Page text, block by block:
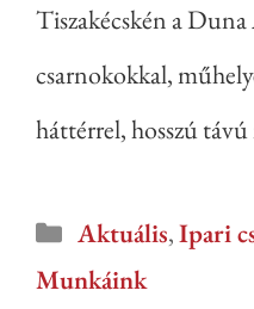
Tiszakécskén a Duna
csarnokokkal,
háttérrel, hosszú
Aktuális,Ipari
Munkáink